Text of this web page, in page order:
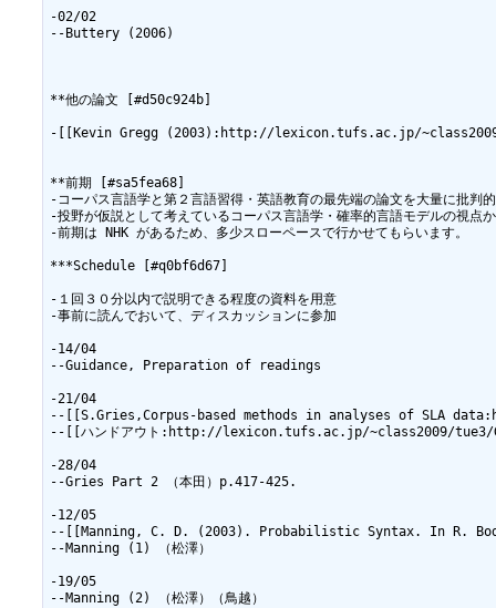
-02/02
--Buttery (2006)
**他の論文 [#d50c924b]
-[[Kevin Gregg (2003):http://lexicon.tufs.ac.jp/
**前期 [#sa5fea68]
-コーパス言語学と第２言語習得・英語教育の最先端の論文を大量に批判
-投野が仮説として考えているコーパス言語学・確率的言語モデルの視点
-前期は NHK があるため、多少スローペースで行かせてもらいます。
***Schedule [#q0bf6d67]
-１回３０分以内で説明できる程度の資料を用意
-事前に読んでおいて、ディスカッションに参加
-14/04
--Guidance, Preparation of readings
-21/04
--[[S.Gries,Corpus-based methods in analyses of SLA
--[[ハンドアウト:http://lexicon.tufs.ac.jp/~class2009/tue3/
-28/04
--Gries Part 2 （本田）p.417-425.
-12/05
--[[Manning, C. D. (2003). Probabilistic Syntax. In R.
--Manning (1) （松澤）
-19/05
--Manning (2) （松澤）（鳥越）